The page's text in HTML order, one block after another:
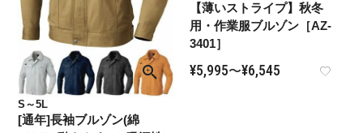
S～5L
[通年]長袖ブルゾン(綿
【薄いストライプ】秋冬
用・作業服ブルゾン［AZ-
3401］
¥5,995〜¥6,545